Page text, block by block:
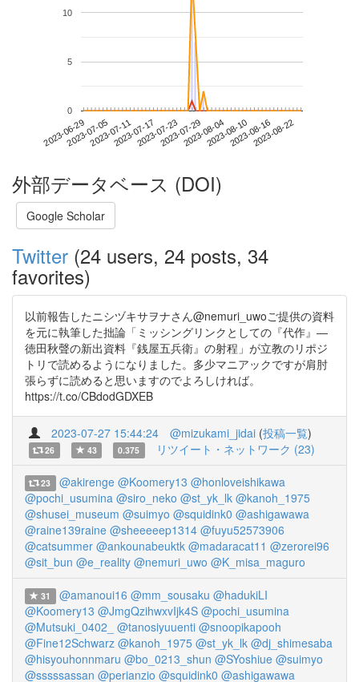
2023-06-292023-07-052023-07-112023-07-172023-07-232023-07-292023-08-042023-08-102023-08-162023-08-22
0
5
10
外部データベース (DOI)
Google Scholar
Twitter (24 users, 24 posts, 34
favorites)
以前報告したニシヅキサヲナさん@nemuri_uwoご提供の資料
を元に執筆した拙論「ミッシングリンクとしての『代作』―
徳田秋聲の新出資料『銭屋五兵衛』の射程」が立教のリポジ
トリで読めるようになりました。多少マニアックですが肩肘
張らずに読めると思いますのでよろしければ。
https://t.co/CBdodGDXEB
2023-07-27 15:44:24 @mizukami_jidai (投稿一覧)
26 43 0.375 リツイート・ネットワーク (23)
23 @akirenge @Koomery13 @honloveishikawa
@pochi_usumina @siro_neko @st_yk_lk @kanoh_1975
@shusei_museum @suimyo @squidink0 @ashigawawa
@raine139raine @sheeeeep1314 @fuyu52573906
@catsummer @ankounabeuktk @madaracat11 @zerorei96
@sit_bun @e_reality @nemuri_uwo @K_misa_maguro
31 @amanoui16 @mm_sousaku @hadukiLI
@Koomery13 @JmgQzihwxvIjk4S @pochi_usumina
@Mutsuki_0402_
@tanosiyuuenti @snoopikapooh
@Fine12Schwarz @kanoh_1975 @st_yk_lk @dj_shimesaba
@hisyouhonnmaru @bo_0213_shun @SYoshiue @suimyo
@sssssassan @perianzio @squidink0 @ashigawawa